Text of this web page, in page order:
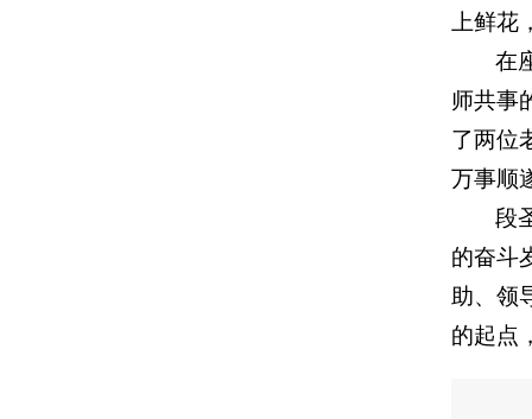
上鲜
在
师共事
了两位
万事顺
段
的奋斗
助、领
的起点